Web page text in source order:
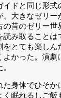
イドと同じ形式
、大きなゼリー
の昔のゼリー世
読み取ることは
をとても楽し
よかった。演劇
た身体でひそか
く眠れるしご飯